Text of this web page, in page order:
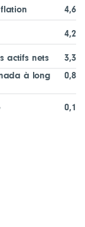
4,6
4,2
actifs nets
3,3
à long
0,8
0,1